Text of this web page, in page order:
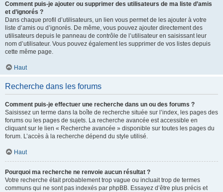
Comment puis-je ajouter ou supprimer des utilisateurs de ma liste d’amis
et d’ignorés ?
Dans chaque profil d’utilisateurs, un lien vous permet de les ajouter à votre
liste d’amis ou d’ignorés. De même, vous pouvez ajouter directement des
utilisateurs depuis le panneau de contrôle de l’utilisateur en saisissant leur
nom d’utilisateur. Vous pouvez également les supprimer de vos listes depuis
cette même page.
Haut
Recherche dans les forums
Comment puis-je effectuer une recherche dans un ou des forums ?
Saisissez un terme dans la boîte de recherche située sur l’index, les pages des
forums ou les pages de sujets. La recherche avancée est accessible en
cliquant sur le lien « Recherche avancée » disponible sur toutes les pages du
forum. L’accès à la recherche dépend du style utilisé.
Haut
Pourquoi ma recherche ne renvoie aucun résultat ?
Votre recherche était probablement trop vague ou incluait trop de termes
communs qui ne sont pas indexés par phpBB. Essayez d’être plus précis et